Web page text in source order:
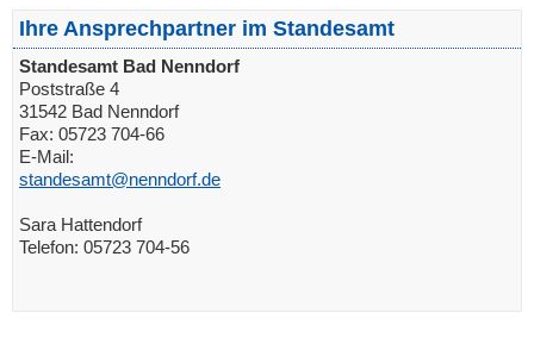
Ihre Ansprechpartner im Standesamt
Standesamt Bad Nenndorf
Poststraße 4
31542 Bad Nenndorf
Fax: 05723 704-66
E-Mail:
standesamt@nenndorf.de
Sara Hattendorf
Telefon: 05723 704-56